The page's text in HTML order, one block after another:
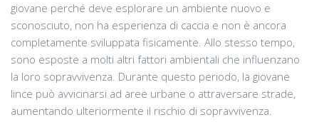
giovane perché deve esplorare un ambiente nuovo e
sconosciuto, non ha esperienza di caccia e non è ancora
completamente sviluppata fisicamente. Allo stesso tempo,
sono esposte a molti altri fattori ambientali che influenzano
la loro sopravvivenza. Durante questo periodo, la giovane
lince può avvicinarsi ad aree urbane o attraversare strade,
aumentando ulteriormente il rischio di sopravvivenza.